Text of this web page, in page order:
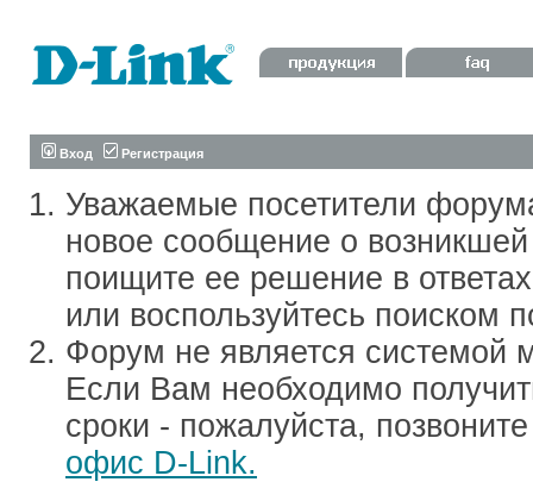
Вход Регистрация
Уважаемые посетители
новое сообщение о
поищите ее решение в
или воспользуйтесь поиском
Форум не является системой
Если Вам необходимо
сроки - пожалуйста,
офис D-Link.